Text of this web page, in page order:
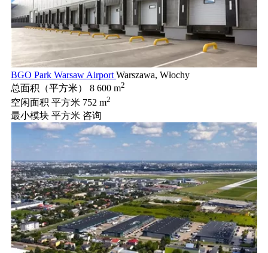
BGO Park Warsaw Airport Warszawa, Włochy
总面积（平方米）
8 600 m2
空闲面积 平方米 752 m2
最小模块 平方米 咨询